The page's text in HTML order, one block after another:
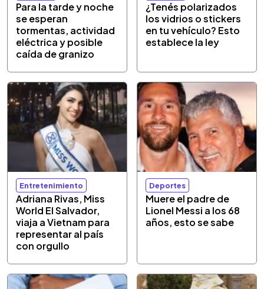
Para la tarde y noche
se esperan
tormentas, actividad
eléctrica y posible
caída de granizo
¿Tenés polarizados
los vidrios o stickers
en tu vehículo? Esto
establece la ley
Entretenimiento
Adriana Rivas, Miss
World El Salvador,
viaja a Vietnam para
representar al país
con orgullo
Deportes
Muere el padre de
Lionel Messi a los 68
años, esto se sabe